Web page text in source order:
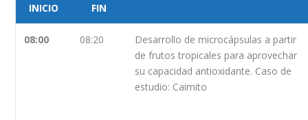
INICIO
FIN
08:00 08:20
Desarrollo de microcápsulas a partir
de frutos tropicales para aprovechar
su capacidad antioxidante. Caso de
estudio: Caimito